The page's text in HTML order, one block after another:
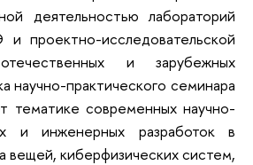
деятельностью лабораторий
исследовательской
и зарубежных
научно-практического семинара
тематике современных научно-
и инженерных разработок в
вещей, киберфизических систем,